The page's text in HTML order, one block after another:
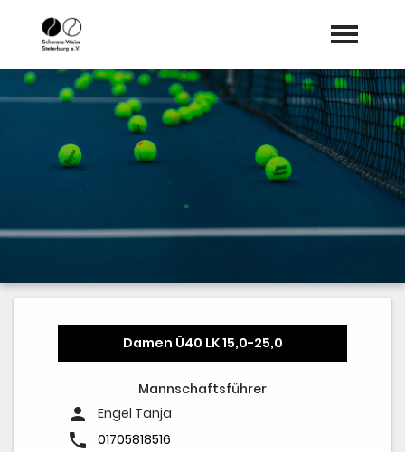
Startseite
expand_more
Anmeldung
Dokumente
Sponsoren
Damen Ü40 LK 15,0-25,0
Mannschaftsführer
person Engel Tanja
phone 01705818516